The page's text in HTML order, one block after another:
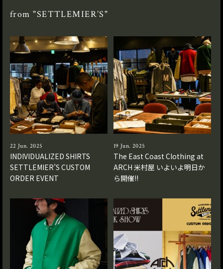
from "SETTLEMIER’S"
22 Jun. 2025
INDIVIDUALIZED SHIRTS
SETTLEMIER’S CUSTOM
ORDER EVENT
19 Jun. 2025
The East Coast Clothing at
ARCH 米村屋 いよいよ明日か
ら開催!!